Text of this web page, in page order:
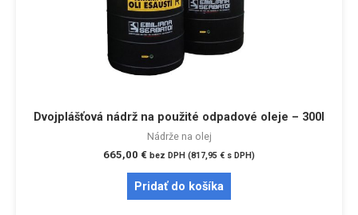
Dvojplášťová nádrž na použité odpadové oleje – 300l
Nádrže na olej
665,00 € bez DPH (817,95 € s DPH)
Pridať do košíka